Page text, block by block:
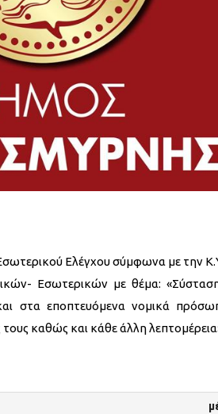
Ελέγχου σύμφωνα με την
Εσωτερικών με θέμα:
στα εποπτευόμενα νομικά
καθώς και κάθε άλλη